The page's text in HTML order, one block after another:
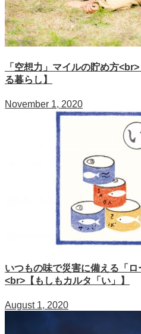
「空想力」マイルの貯め方
る暮らし】
November 1, 2020
いつもの味で災害に備える「ロ
<br>【もしもカルタ「い」】
August 1, 2020